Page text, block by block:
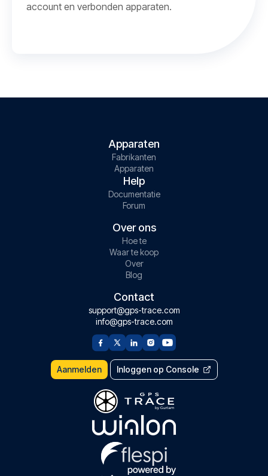
account en verbonden apparaten.
Apparaten
Fabrikanten
Apparaten
Help
Documentatie
Forum
Over ons
Hoe te
Waar te koop
Over
Blog
Contact
support@gps-trace.com
info@gps-trace.com
Aanmelden Inloggen op Console